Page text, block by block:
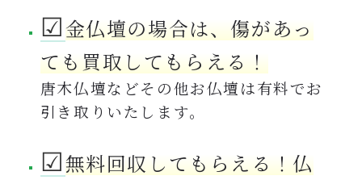
☑︎金仏壇の場合は、傷があっ
ても買取してもらえる！
唐木仏壇などその他お仏壇は有料でお
引き取りいたします。
☑︎無料回収してもらえる！仏